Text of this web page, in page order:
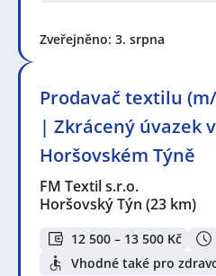
Zveřejněno: 3. srpna
Prodavač textilu
| Zkrácený úvazek v
Horšovském Týně
FM Textil s.r.o.
Horšovský Týn (23 km)
12 500 – 13 500 Kč
Vhodné také pro